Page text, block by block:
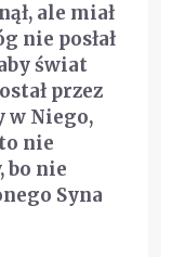
ale miał
nie posłał
świat
przez
w Niego,
nie
bo nie
Syna